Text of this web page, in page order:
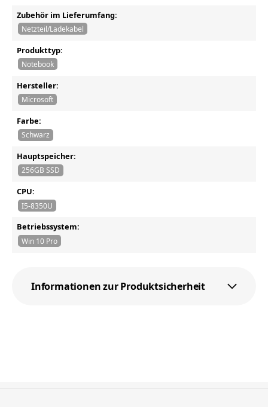
Zubehör im Lieferumfang:
Netzteil/Ladekabel
Produkttyp:
Notebook
Hersteller:
Microsoft
Farbe:
Schwarz
Hauptspeicher:
256GB SSD
CPU:
I5-8350U
Betriebssystem:
Win 10 Pro
Informationen zur Produktsicherheit